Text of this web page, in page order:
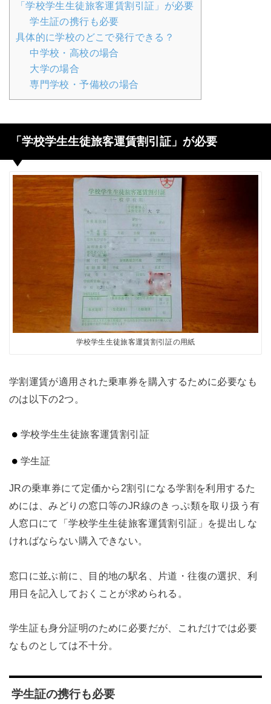
「学校学生生徒旅客運賃割引証」が必要
学生証の携行も必要
具体的に学校のどこで発行できる？
中学校・高校の場合
大学の場合
専門学校・予備校の場合
「学校学生生徒旅客運賃割引証」が必要
学校学生生徒旅客運賃割引証の用紙
学割運賃が適用された乗車券を購入するために必要なも
のは以下の2つ。
学校学生生徒旅客運賃割引証
学生証
JRの乗車券にて定価から2割引になる学割を利用するた
めには、みどりの窓口等のJR線のきっぷ類を取り扱う有
人窓口にて「学校学生生徒旅客運賃割引証」を提出しな
ければならない購入できない。
窓口に並ぶ前に、目的地の駅名、片道・往復の選択、利
用日を記入しておくことが求められる。
学生証も身分証明のために必要だが、これだけでは必要
なものとしては不十分。
学生証の携行も必要